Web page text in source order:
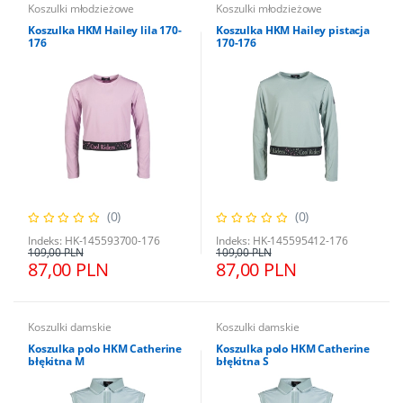
Koszulki młodzieżowe
Koszulka HKM Hailey lila 170-
176
(0)
Indeks: HK-145593700-176
87,00 PLN
109,00 PLN
Koszulki młodzieżowe
Koszulka HKM Hailey pistacja
170-176
(0)
Indeks: HK-145595412-176
87,00 PLN
109,00 PLN
Koszulki damskie
Koszulka polo HKM Catherine
błękitna M
Koszulki damskie
Koszulka polo HKM Catherine
błękitna S